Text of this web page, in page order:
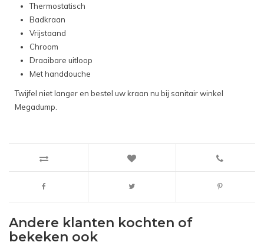
Thermostatisch
Badkraan
Vrijstaand
Chroom
Draaibare uitloop
Met handdouche
Twijfel niet langer en bestel uw kraan nu bij sanitair winkel
Megadump.
Andere klanten kochten of
bekeken ook